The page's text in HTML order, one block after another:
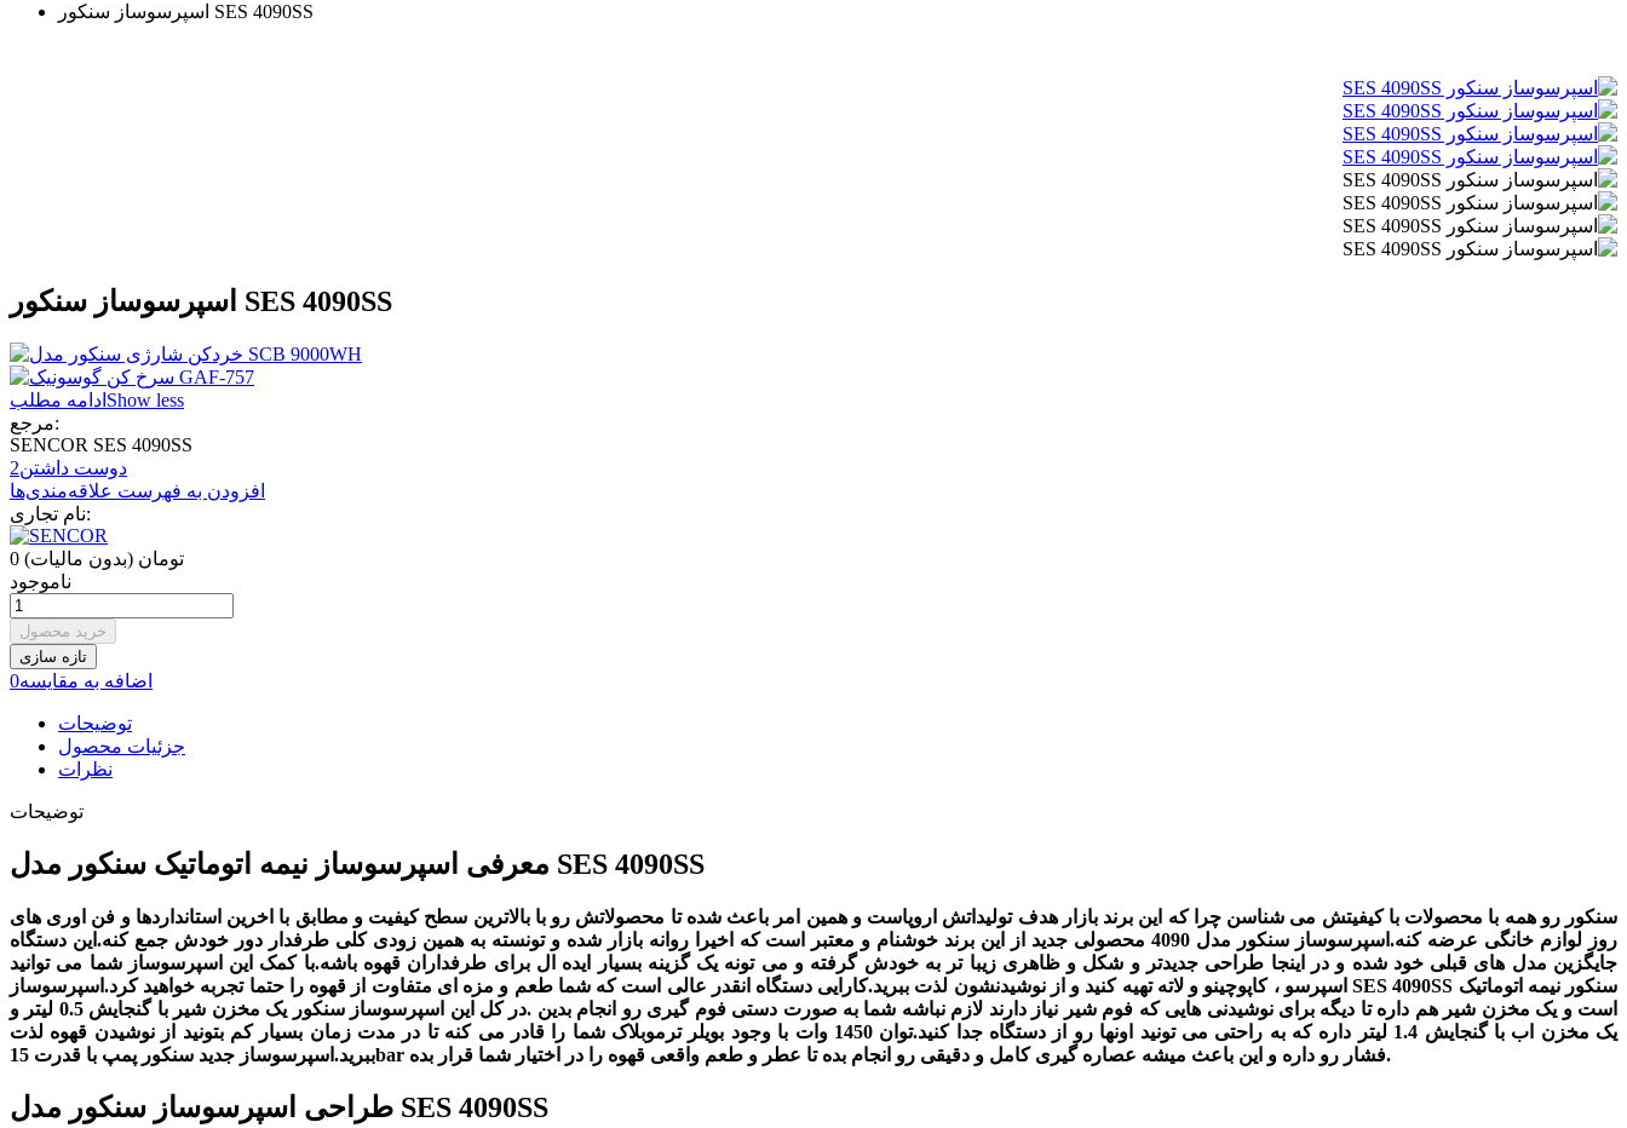
اسپرسوساز سنکور SES 4090SS
اسپرسوساز سنکور SES 4090SS
ادامه مطلب Show less
مرجع:
SENCOR SES 4090SS
دوست داشتن2
افزودن به فهرست علاقه‌مندی‌ها
نام تجاری:
0 تومان (بدون مالیات)
ناموجود
خرید محصول
اضافه به مقایسه0
توضیحات
جزئیات محصول
نظرات
توضیحات
معرفی اسپرسوساز نیمه اتوماتیک سنکور مدل SES 4090SS
سنکور رو همه با محصولات با کیفیتش می شناسن چرا که این برند بازار هدف تولیداتش اروپاست و همین امر باعث شده تا محصولاتش رو با بالاترین سطح کیفیت و مطابق با اخرین استانداردها و فن اوری های
روز لوازم خانگی عرضه کنه.اسپرسوساز سنکور مدل 4090 محصولی جدید از این برند خوشنام و معتبر است که اخیرا روانه بازار شده و تونسته به همین زودی کلی طرفدار دور خودش جمع کنه.این دستگاه
جایگزین مدل های قبلی خود شده و در اینجا طراحی جدیدتر و شکل و ظاهری زیبا تر به خودش گرفته و می تونه یک گزینه بسیار ایده ال برای طرفداران قهوه باشه.با کمک این اسپرسوساز شما می توانید
اسپرسو ، کاپوچینو و لاته تهیه کنید و از نوشیدنشون لذت ببرید.کارایی دستگاه انقدر عالی است که شما طعم و مزه ای متفاوت از قهوه را حتما تجربه خواهید کرد.اسپرسوساز SES 4090SS سنکور نیمه اتوماتیک
است و یک مخزن شیر هم داره تا دیگه برای نوشیدنی هایی که فوم شیر نیاز دارند لازم نباشه شما به صورت دستی فوم گیری رو انجام بدین .در کل این اسپرسوساز سنکور یک مخزن شیر با گنجایش 0.5 لیتر و
یک مخزن اب با گنجایش 1.4 لیتر داره که به راحتی می تونید اونها رو از دستگاه جدا کنید.توان 1450 وات با وجود بویلر ترموبلاک شما را قادر می کنه تا در مدت زمان بسیار کم بتونید از نوشیدن قهوه لذت
ببرید.اسپرسوساز جدید سنکور پمپ با قدرت 15bar فشار رو داره و این باعث میشه عصاره گیری کامل و دقیقی رو انجام بده تا عطر و طعم واقعی قهوه را در اختیار شما قرار بده.
طراحی اسپرسوساز سنکور مدل SES 4090SS